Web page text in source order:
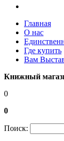
Главная
О нас
Где купить
Вам
Книжный
0
0
Поиск: